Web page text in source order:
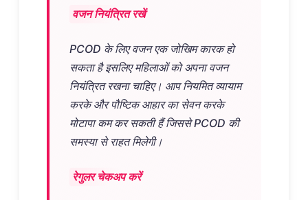
वजन नियंत्रित रखें
PCOD के लिए वजन एक जोखिम कारक हो
सकता है इसलिए महिलाओं को अपना वजन
नियंत्रित रखना चाहिए। आप नियमित व्यायाम
करके और पौष्टिक आहार का सेवन करके
मोटापा कम कर सकती हैं जिससे PCOD की
समस्या से राहत मिलेगी।
रेगुलर चेकअप करें